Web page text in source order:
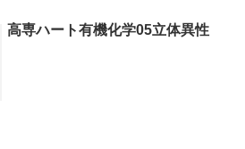
高専ハート有機化学05立体異性